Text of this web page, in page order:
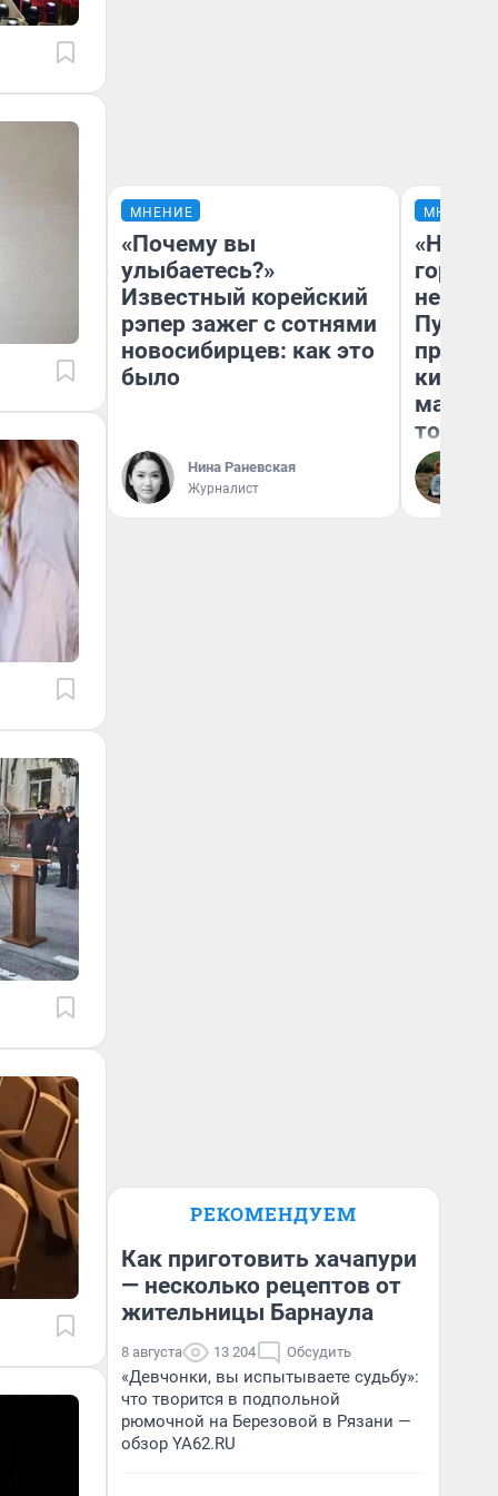
МНЕНИЕ
«Почему вы
улыбаетесь?»
Известный корейский
рэпер зажег с сотнями
новосибирцев: как это
было
Нина Раневская
Журналист
МНЕНИЕ
«Нет
того
РЕКОМЕНДУЕМ
Как приготовить хачапури
— несколько рецептов от
жительницы Барнаула
8 августа 13 204 Обсудить
«Девчонки, вы испытываете судьбу»:
что творится в подпольной
рюмочной на Березовой в Рязани —
обзор YA62.RU